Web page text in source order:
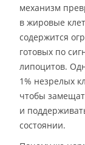
механизм
в жировые
содержится
готовых по
липоцитов.
1% незрелых
чтобы
и
состоянии.